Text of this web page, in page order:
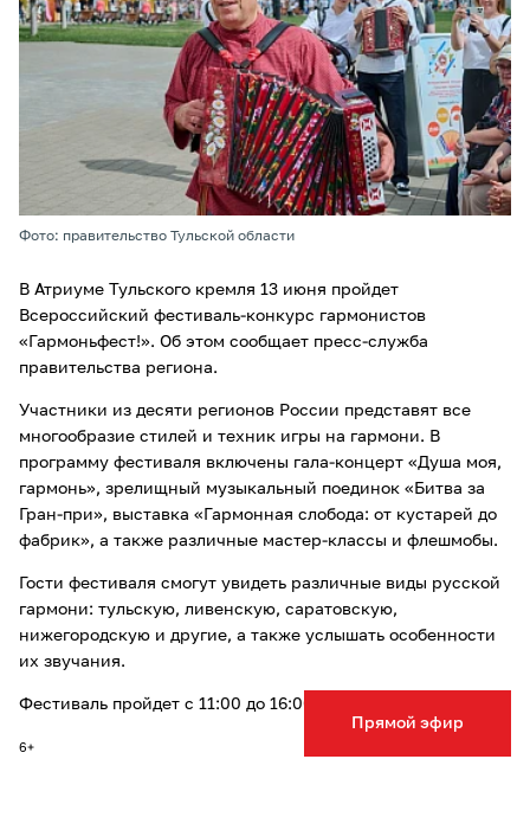
Прямой эфир
Фото: правительство Тульской области
В Атриуме Тульского кремля 13 июня пройдет
Всероссийский фестиваль-конкурс гармонистов
«Гармоньфест!». Об этом сообщает пресс-служба
правительства региона.
Участники из десяти регионов России представят все
многообразие стилей и техник игры на гармони. В
программу фестиваля включены гала-концерт «Душа моя,
гармонь», зрелищный музыкальный поединок «Битва за
Гран-при», выставка «Гармонная слобода: от кустарей до
фабрик», а также различные мастер-классы и флешмобы.
Гости фестиваля смогут увидеть различные виды русской
гармони: тульскую, ливенскую, саратовскую,
нижегородскую и другие, а также услышать особенности
их звучания.
Фестиваль пройдет с 11:00 до 16:00, вход свободный.
6+